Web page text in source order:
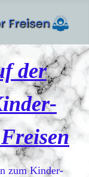
der
zum Kinder-